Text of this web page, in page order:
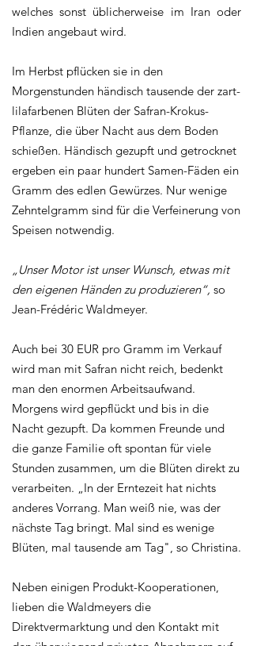
welches sonst üblicherweise im Iran oder
Indien angebaut wird.
Im Herbst pflücken sie in den
Morgenstunden händisch tausende der zart-
lilafarbenen Blüten der Safran-Krokus-
Pflanze, die über Nacht aus dem Boden
schießen. Händisch gezupft und getrocknet
ergeben ein paar hundert Samen-Fäden ein
Gramm des edlen Gewürzes. Nur wenige
Zehntelgramm sind für die Verfeinerung von
Speisen notwendig.
„Unser Motor ist unser Wunsch, etwas mit
den eigenen Händen zu produzieren“, so
Jean-Frédéric Waldmeyer.
Auch bei 30 EUR pro Gramm im Verkauf
wird man mit Safran nicht reich, bedenkt
man den enormen Arbeitsaufwand.
Morgens wird gepflückt und bis in die
Nacht gezupft. Da kommen Freunde und
die ganze Familie oft spontan für viele
Stunden zusammen, um die Blüten direkt zu
verarbeiten. „In der Erntezeit hat nichts
anderes Vorrang. Man weiß nie, was der
nächste Tag bringt. Mal sind es wenige
Blüten, mal tausende am Tag", so Christina.
Neben einigen Produkt-Kooperationen,
lieben die Waldmeyers die
Direktvermarktung und den Kontakt mit